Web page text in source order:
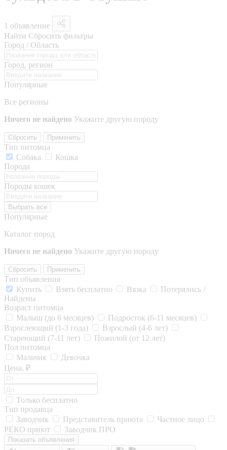
1 объявление
Найти Сбросить фильтры
Город / Область
Город, регион
Популярные
Все регионы
Ничего не найдено Укажите другую породу
Сбросить Применить
Тип питомца
Собака
Кошка
Порода
Породы кошек
Выбрать все
Популярные
Каталог пород
Ничего не найдено Укажите другую породу
Сбросить Применить
Тип объявления
Купить
Взять бесплатно Вязка
Потерялись /
Найдены
Возраст питомца
Малыш (до 6 месяцев)
Подросток (6-11 месяцев)
Взрослеющий (1-3 года)
Взрослый (4-6 лет)
Стареющий (7-11 лет)
Пожилой (от 12 лет)
Пол питомца
Мальчик
Девочка
Цена, ₽
Только бесплатно
Тип продавца
Заводчик
Представитель приюта
Частное лицо
РЕКО приют
Заводчик ПРО
Показать объявления